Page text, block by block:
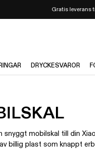
Gratis leverans
DRYCKESVAROR
mobilskal till din
billig plast som knappt